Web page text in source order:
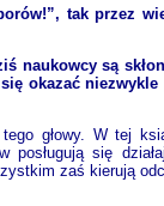
tak przez
naukowcy są
okazać
głowy. W tej
się
zaś kierują